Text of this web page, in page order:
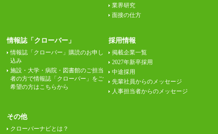
業界研究
面接の仕方
情報誌「クローバー」
情報誌「クローバー」購読のお申し
込み
施設・大学・病院・図書館のご担当
者の方で情報誌「クローバー」をご
希望の方はこちらから
採用情報
掲載企業一覧
2027年新卒採用
中途採用
先輩社員からのメッセージ
人事担当者からのメッセージ
その他
クローバーナビとは？